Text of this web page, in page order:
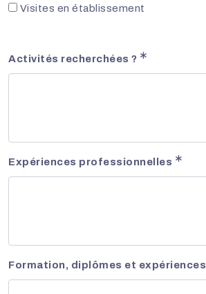
Visites en établissement
Activités recherchées ?
Expériences professionnelles
Formation, diplômes et expériences